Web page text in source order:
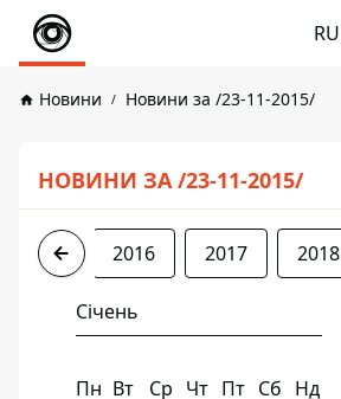
RU
Новини Новини за /23-11-2015/
НОВИНИ ЗА /23-11-2015/
2015 2016 2017 2018
Січень
Пн Вт Ср Чт Пт Сб Нд